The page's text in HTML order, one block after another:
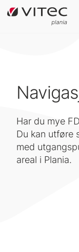
Har du mye
Du kan utføre
med
areal i Plania.